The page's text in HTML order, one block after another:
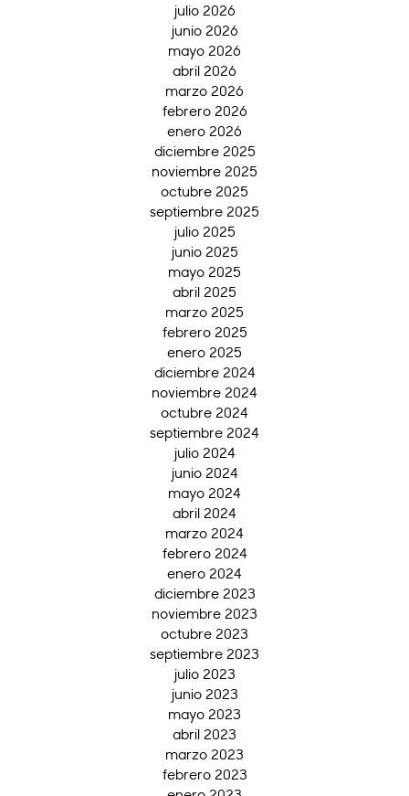
julio 2026
junio 2026
mayo 2026
abril 2026
marzo 2026
febrero 2026
enero 2026
diciembre 2025
noviembre 2025
octubre 2025
septiembre 2025
julio 2025
junio 2025
mayo 2025
abril 2025
marzo 2025
febrero 2025
enero 2025
diciembre 2024
noviembre 2024
octubre 2024
septiembre 2024
julio 2024
junio 2024
mayo 2024
abril 2024
marzo 2024
febrero 2024
enero 2024
diciembre 2023
noviembre 2023
octubre 2023
septiembre 2023
julio 2023
junio 2023
mayo 2023
abril 2023
marzo 2023
febrero 2023